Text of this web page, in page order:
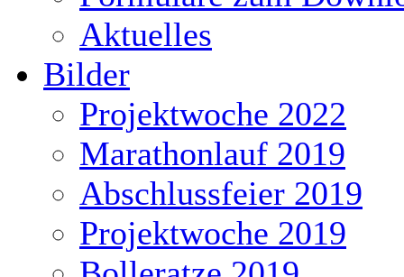
Aktuelles
Bilder
Projektwoche 2022
Marathonlauf 2019
Abschlussfeier 2019
Projektwoche 2019